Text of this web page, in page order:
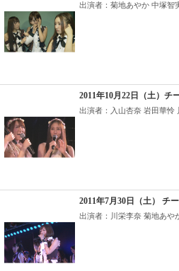
出演者：菊地あやか 中塚智
2011年10月22日（土）チ
出演者：入山杏奈 岩田華怜
2011年7月30日（土） チ
出演者：川栄李奈 菊地あや